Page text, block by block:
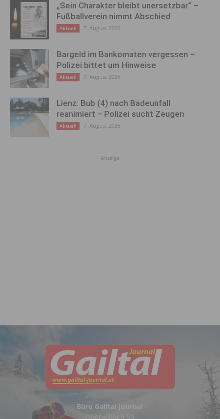
„Sein Charakter bleibt unersetzbar“ –
Fußballverein nimmt Abschied
Aktuell 7. August 2026
Bargeld im Bankomaten vergessen –
Polizei bittet um Hinweise
Aktuell 7. August 2026
Lienz: Bub (4) nach Badeunfall
reanimiert – Polizei sucht Zeugen
Aktuell 7. August 2026
Anzeige
Büro Gailtal Journal
Obervellach 99